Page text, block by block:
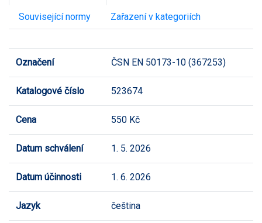
Související normy Zařazení v kategoriích
Označení ČSN EN 50173-10 (367253)
Katalogové číslo 523674
Cena 550 Kč
Datum schválení 1. 5. 2026
Datum účinnosti 1. 6. 2026
Jazyk čeština